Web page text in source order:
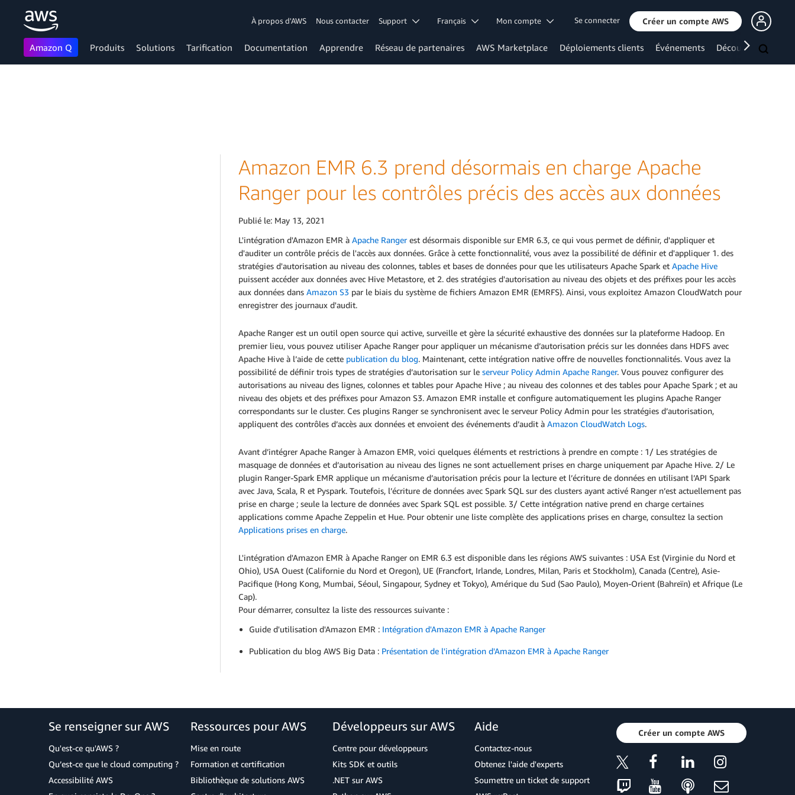
À propos d'AWS Nous contacter Support Français Mon compte Se connecter Créer un compte AWS
Amazon Q Produits Solutions Tarification Documentation Apprendre Réseau de partenaires AWS Marketplace Déploiements clients Événements Découvrir
Amazon EMR 6.3 prend désormais en charge Apache
Ranger pour les contrôles précis des accès aux données
Publié le: May 13, 2021
L'intégration d'Amazon EMR à Apache Rangerest désormais disponible sur EMR 6.3, ce qui vous permet de définir, d'appliquer et
d'auditer un contrôle précis de l'accès aux données. Grâce à cette fonctionnalité, vous avez la possibilité de définir et d'appliquer 1. des
stratégies d'autorisation au niveau des colonnes, tables et bases de données pour que les utilisateurs Apache Spark et Apache Hive
puissent accéder aux données avec Hive Metastore, et 2. des stratégies d'autorisation au niveau des objets et des préfixes pour les accès
aux données dans Amazon S3 par le biais du système de fichiers Amazon EMR (EMRFS). Ainsi, vous exploitez Amazon CloudWatch pour
enregistrer des journaux d'audit.
Apache Ranger est un outil open source qui active, surveille et gère la sécurité exhaustive des données sur la plateforme Hadoop. En
premier lieu, vous pouvez utiliser Apache Ranger pour appliquer un mécanisme d’autorisation précis sur les données dans HDFS avec
Apache Hive à l’aide de cette publication du blog. Maintenant, cette intégration native offre de nouvelles fonctionnalités. Vous avez la
possibilité de définir trois types de stratégies d’autorisation sur le serveur Policy Admin Apache Ranger. Vous pouvez configurer des
autorisations au niveau des lignes, colonnes et tables pour Apache Hive ; au niveau des colonnes et des tables pour Apache Spark ; et au
niveau des objets et des préfixes pour Amazon S3. Amazon EMR installe et configure automatiquement les plugins Apache Ranger
correspondants sur le cluster. Ces plugins Ranger se synchronisent avec le serveur Policy Admin pour les stratégies d’autorisation,
appliquent des contrôles d’accès aux données et envoient des événements d’audit à Amazon CloudWatch Logs.
Avant d’intégrer Apache Ranger à Amazon EMR, voici quelques éléments et restrictions à prendre en compte : 1/ Les stratégies de
masquage de données et d’autorisation au niveau des lignes ne sont actuellement prises en charge uniquement par Apache Hive. 2/ Le
plugin Ranger-Spark EMR applique un mécanisme d’autorisation précis pour la lecture et l’écriture de données en utilisant l’API Spark
avec Java, Scala, R et Pyspark. Toutefois, l’écriture de données avec Spark SQL sur des clusters ayant activé Ranger n’est actuellement pas
prise en charge ; seule la lecture de données avec Spark SQL est possible. 3/ Cette intégration native prend en charge certaines
applications comme Apache Zeppelin et Hue. Pour obtenir une liste complète des applications prises en charge, consultez la section
Applications prises en charge.
L'intégration d'Amazon EMR à Apache Ranger on EMR 6.3 est disponible dans les régions AWS suivantes : USA Est (Virginie du Nord et
Ohio), USA Ouest (Californie du Nord et Oregon), UE (Francfort, Irlande, Londres, Milan, Paris et Stockholm), Canada (Centre), Asie-
Pacifique (Hong Kong, Mumbai, Séoul, Singapour, Sydney et Tokyo), Amérique du Sud (Sao Paulo), Moyen-Orient (Bahreïn) et Afrique (Le
Cap).
Pour démarrer, consultez la liste des ressources suivante :
Guide d'utilisation d'Amazon EMR : Intégration d'Amazon EMR à Apache Ranger
Publication du blog AWS Big Data : Présentation de l'intégration d'Amazon EMR à Apache Ranger
Se renseigner sur AWS
Qu'est-ce qu'AWS ?
Qu’est-ce que le cloud computing ?
Accessibilité AWS
Ressources pour AWS
Mise en route
Formation et certification
Bibliothèque de solutions AWS
Développeurs sur AWS
Centre pour développeurs
Kits SDK et outils
.NET sur AWS
Aide
Contactez-nous
Obtenez l'aide d'experts
Soumettre un ticket de support
Créer un compte AWS